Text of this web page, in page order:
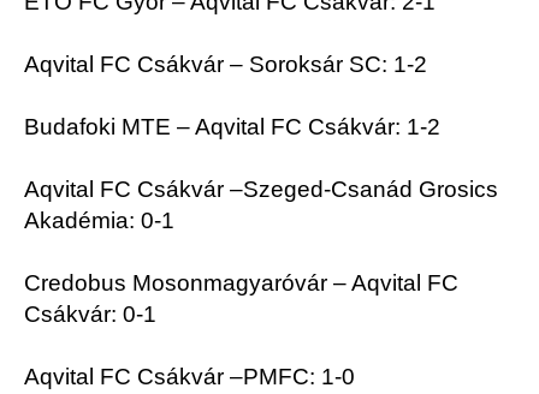
Aqvital FC Csákvár – Soroksár SC: 1-2
Budafoki MTE – Aqvital FC Csákvár: 1-2
Aqvital FC Csákvár –Szeged-Csanád Grosics
Akadémia: 0-1
Credobus Mosonmagyaróvár – Aqvital FC
Csákvár: 0-1
Aqvital FC Csákvár –PMFC: 1-0